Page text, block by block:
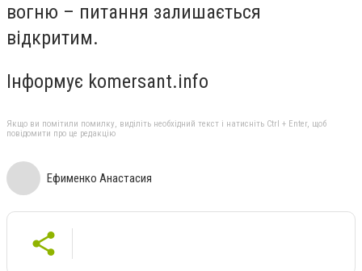
вогню – питання залишається
відкритим.
Інформує komersant.info
Якщо ви помітили помилку, виділіть необхідний текст і натисніть Ctrl + Enter, щоб
повідомити про це редакцію
Ефименко Анастасия